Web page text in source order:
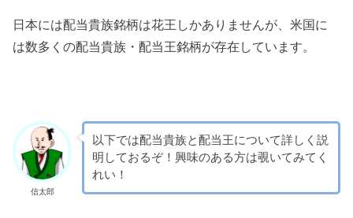
日本には配当貴族銘柄は花王しかありませんが、米国に
は数多くの配当貴族・配当王銘柄が存在しています。
信太郎
以下では配当貴族と配当王について詳しく説
明しておるぞ！興味のある方は覗いてみてく
れい！